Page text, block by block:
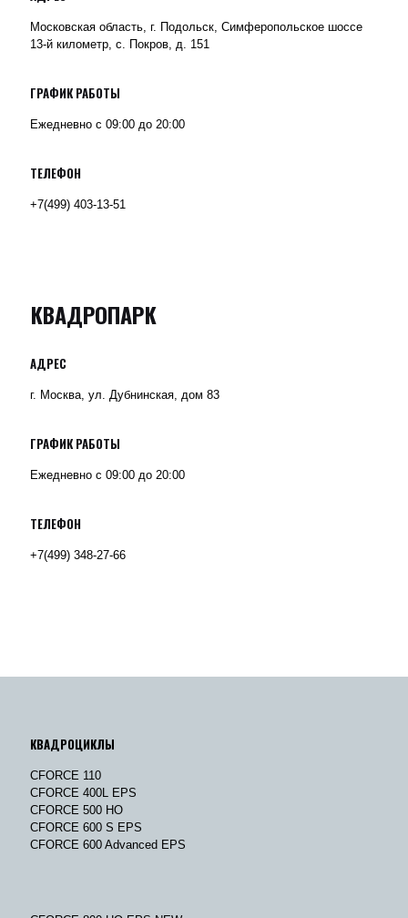
Московская область, г. Подольск, Симферопольское шоссе
13-й километр, с. Покров, д. 151
ГРАФИК РАБОТЫ
Ежедневно с 09:00 до 20:00
ТЕЛЕФОН
+7(499) 403-13-51
КВАДРОПАРК
АДРЕС
г. Москва, ул. Дубнинская, дом 83
ГРАФИК РАБОТЫ
Ежедневно с 09:00 до 20:00
ТЕЛЕФОН
+7(499) 348-27-66
КВАДРОЦИКЛЫ
CFORCE 110
CFORCE 400L EPS
CFORCE 500 HO
CFORCE 600 S EPS
CFORCE 600 Advanced EPS